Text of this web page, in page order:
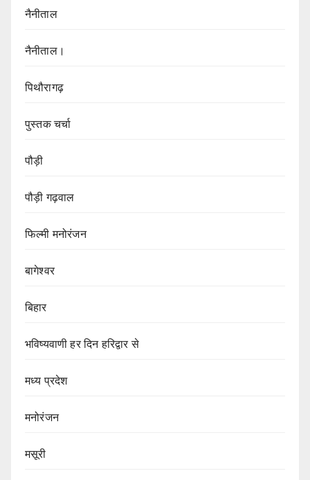
नैनीताल
नैनीताल।
पिथौरागढ़
पुस्तक चर्चा
पौड़ी
पौड़ी गढ़वाल
फिल्मी मनोरंजन
बागेश्वर
बिहार
भविष्यवाणी हर दिन हरिद्वार से
मध्य प्रदेश
मनोरंजन
मसूरी